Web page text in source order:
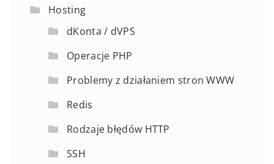
Hosting
dKonta / dVPS
Operacje PHP
Problemy z działaniem stron WWW
Redis
Rodzaje błędów HTTP
SSH